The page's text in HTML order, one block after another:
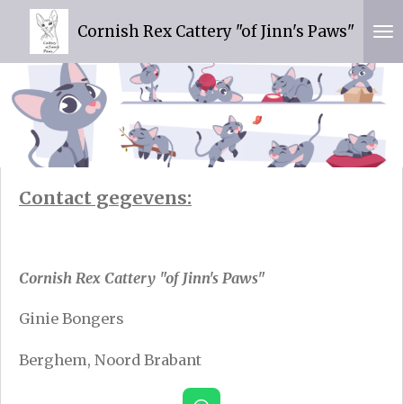
direct
de
hoofdinhoud
Cornish Rex Cattery "of Jinn's Paws"
Contact gegevens:
Cornish Rex Cattery "of Jinn's Paws"
Ginie Bongers
Berghem, Noord Brabant